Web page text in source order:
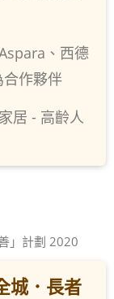
、西德
作夥伴
居 - 高齡人
」計劃 2020
城．長者